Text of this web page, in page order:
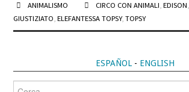
ANIMALISMO CIRCO CON ANIMALI, EDISON,
GIUSTIZIATO,ELEFANTESSA TOPSY,TOPSY
ESPAÑOL- ENGLISH
Cerca